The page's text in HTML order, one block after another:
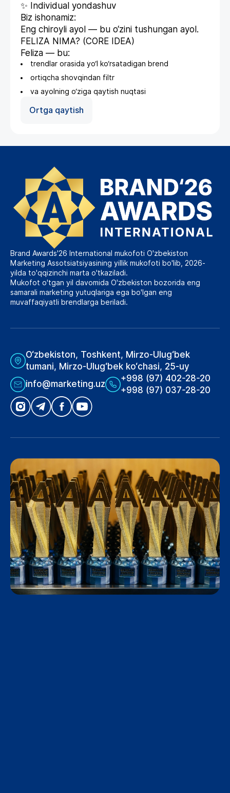
✨ Individual yondashuv
Biz ishonamiz:
Eng chiroyli ayol — bu o‘zini tushungan ayol.
FELIZA NIMA? (CORE IDEA)
Feliza — bu:
trendlar orasida yo‘l ko‘rsatadigan brend
ortiqcha shovqindan filtr
va ayolning o‘ziga qaytish nuqtasi
Ortga qaytish
Brand Awards'26 International mukofoti O'zbekiston
Marketing Assotsiatsiyasining yillik mukofoti bo'lib, 2026-
yilda to'qqizinchi marta o'tkaziladi.
Mukofot o'tgan yil davomida O'zbekiston bozorida eng
samarali marketing yutuqlariga ega bo'lgan eng
muvaffaqiyatli brendlarga beriladi.
O‘zbekiston, Toshkent, Mirzo-Ulug‘bek
tumani, Mirzo-Ulug‘bek ko‘chasi, 25-uy
info@marketing.uz
+998 (97) 402-28-20
+998 (97) 037-28-20